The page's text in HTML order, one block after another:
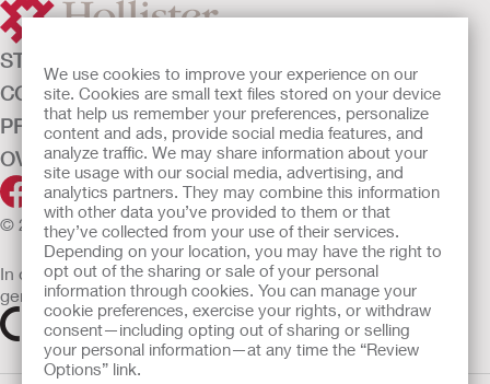
We use cookies to improve your experience on our
site. Cookies are small text files stored on your device
that help us remember your preferences, personalize
content and ads, provide social media features, and
analyze traffic. We may share information about your
site usage with our social media, advertising, and
analytics partners. They may combine this information
with other data you’ve provided to them or that
they’ve collected from your use of their services.
Depending on your location, you may have the right to
opt out of the sharing or sale of your personal
information through cookies. You can manage your
cookie preferences, exercise your rights, or withdraw
consent—including opting out of sharing or selling
your personal information—at any time the “Review
Options” link.
STOMAZORG
CONTINENTIEZORG
PRODUCTEN
OVER ONS
© 2026 Hollister Incorporated
In de EU verkochte medische hulpmiddelen dienen
gemarkeerd te zijn met een van de volgende symbolen